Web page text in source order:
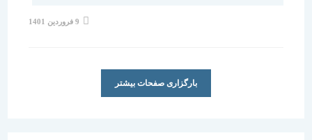
بارگزاری صفحات بیشتر